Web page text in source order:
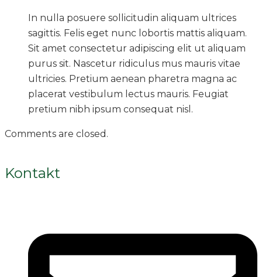
In nulla posuere sollicitudin aliquam ultrices
sagittis. Felis eget nunc lobortis mattis aliquam.
Sit amet consectetur adipiscing elit ut aliquam
purus sit. Nascetur ridiculus mus mauris vitae
ultricies. Pretium aenean pharetra magna ac
placerat vestibulum lectus mauris. Feugiat
pretium nibh ipsum consequat nisl.
Comments are closed.
Kontakt